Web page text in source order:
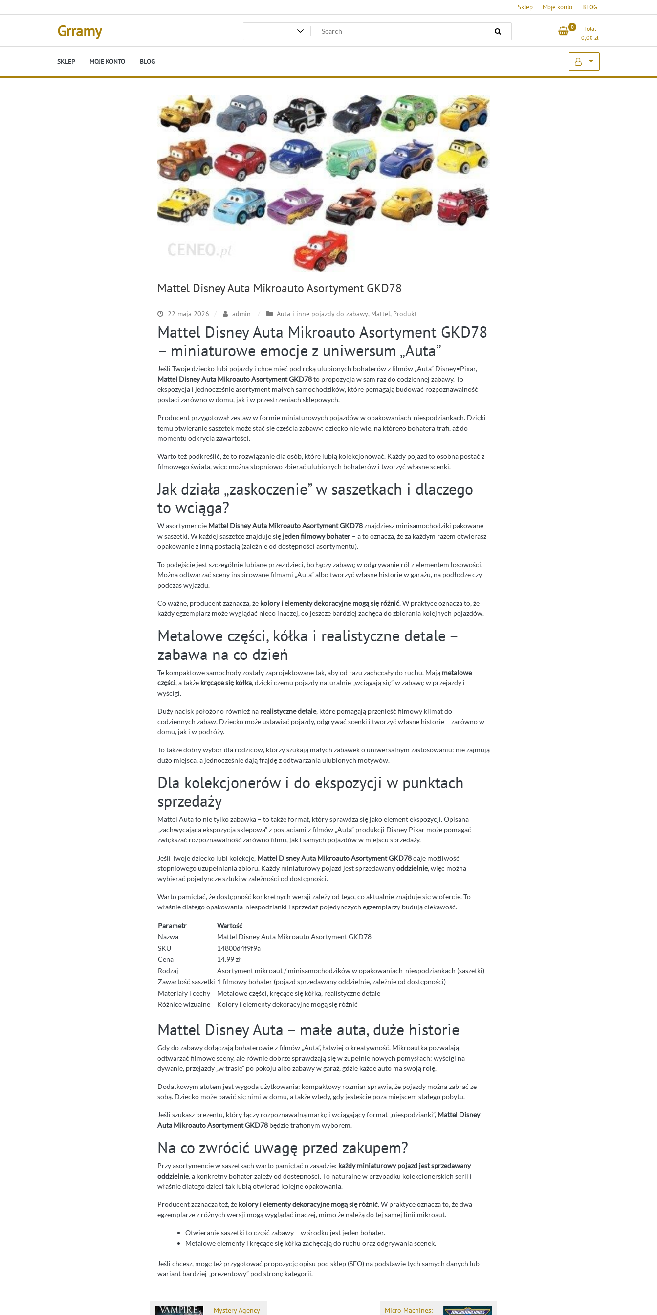
to
Sklep Moje konto BLOG
Grramy 0
Total
0,00 zł
SKLEP MOJE KONTO BLOG
Mattel Disney Auta Mikroauto Asortyment GKD78
22 maja 2026 admin Auta i inne pojazdy do zabawy, Mattel, Produkt
Mattel Disney Auta Mikroauto Asortyment GKD78
– miniaturowe emocje z uniwersum „Auta”
Jeśli Twoje dziecko lubi pojazdy i chce mieć pod ręką ulubionych bohaterów z filmów „Auta” Disney•Pixar,
Mattel Disney Auta Mikroauto Asortyment GKD78to propozycja w sam raz do codziennej zabawy. To
ekspozycja i jednocześnie asortyment małych samochodzików, które pomagają budować rozpoznawalność
postaci zarówno w domu, jak i w przestrzeniach sklepowych.
Producent przygotował zestaw w formie miniaturowych pojazdów w opakowaniach-niespodziankach. Dzięki
temu otwieranie saszetek może stać się częścią zabawy: dziecko nie wie, na którego bohatera trafi, aż do
momentu odkrycia zawartości.
Warto też podkreślić, że to rozwiązanie dla osób, które lubią kolekcjonować. Każdy pojazd to osobna postać z
filmowego świata, więc można stopniowo zbierać ulubionych bohaterów i tworzyć własne scenki.
Jak działa „zaskoczenie” w saszetkach i dlaczego
to wciąga?
W asortymencie Mattel Disney Auta Mikroauto Asortyment GKD78znajdziesz minisamochodziki pakowane
w saszetki. W każdej saszetce znajduje się jeden filmowy bohater – a to oznacza, że za każdym razem otwierasz
opakowanie z inną postacią (zależnie od dostępności asortymentu).
To podejście jest szczególnie lubiane przez dzieci, bo łączy zabawę w odgrywanie ról z elementem losowości.
Można odtwarzać sceny inspirowane filmami „Auta” albo tworzyć własne historie w garażu, na podłodze czy
podczas wyjazdu.
Co ważne, producent zaznacza, że kolory i elementy dekoracyjne mogą się różnić. W praktyce oznacza to, że
każdy egzemplarz może wyglądać nieco inaczej, co jeszcze bardziej zachęca do zbierania kolejnych pojazdów.
Metalowe części, kółka i realistyczne detale –
zabawa na co dzień
Te kompaktowe samochody zostały zaprojektowane tak, aby od razu zachęcały do ruchu. Mają metalowe
części, a także kręcące się kółka, dzięki czemu pojazdy naturalnie „wciągają się” w zabawę w przejazdy i
wyścigi.
Duży nacisk położono również na realistyczne detale, które pomagają przenieść filmowy klimat do
codziennych zabaw. Dziecko może ustawiać pojazdy, odgrywać scenki i tworzyć własne historie – zarówno w
domu, jak i w podróży.
To także dobry wybór dla rodziców, którzy szukają małych zabawek o uniwersalnym zastosowaniu: nie zajmują
dużo miejsca, a jednocześnie dają frajdę z odtwarzania ulubionych motywów.
Dla kolekcjonerów i do ekspozycji w punktach
sprzedaży
Mattel Auta to nie tylko zabawka – to także format, który sprawdza się jako element ekspozycji. Opisana
„zachwycająca ekspozycja sklepowa” z postaciami z filmów „Auta” produkcji Disney Pixar może pomagać
zwiększać rozpoznawalność zarówno filmu, jak i samych pojazdów w miejscu sprzedaży.
Jeśli Twoje dziecko lubi kolekcje, Mattel Disney Auta Mikroauto Asortyment GKD78daje możliwość
stopniowego uzupełniania zbioru. Każdy miniaturowy pojazd jest sprzedawanyoddzielnie, więc można
wybierać pojedyncze sztuki w zależności od dostępności.
Warto pamiętać, że dostępność konkretnych wersji zależy od tego, co aktualnie znajduje się w ofercie. To
właśnie dlatego opakowania-niespodzianki i sprzedaż pojedynczych egzemplarzy budują ciekawość.
Parametr
Wartość
Nazwa
Mattel Disney Auta Mikroauto Asortyment GKD78
SKU
14800d4f9f9a
Cena
14.99 zł
Rodzaj
Asortyment mikroaut / minisamochodzików w opakowaniach-niespodziankach (saszetki)
Zawartość saszetki 1 filmowy bohater (pojazd sprzedawany oddzielnie, zależnie od dostępności)
Materiały i cechy
Metalowe części, kręcące się kółka, realistyczne detale
Różnice wizualne
Kolory i elementy dekoracyjne mogą się różnić
Mattel Disney Auta – małe auta, duże historie
Gdy do zabawy dołączają bohaterowie z filmów „Auta”, łatwiej o kreatywność. Mikroautka pozwalają
odtwarzać filmowe sceny, ale równie dobrze sprawdzają się w zupełnie nowych pomysłach: wyścigi na
dywanie, przejazdy „w trasie” po pokoju albo zabawy w garaż, gdzie każde auto ma swoją rolę.
Dodatkowym atutem jest wygoda użytkowania: kompaktowy rozmiar sprawia, że pojazdy można zabrać ze
sobą. Dziecko może bawić się nimi w domu, a także wtedy, gdy jesteście poza miejscem stałego pobytu.
Jeśli szukasz prezentu, który łączy rozpoznawalną markę i wciągający format „niespodzianki”, Mattel Disney
Auta Mikroauto Asortyment GKD78 będzie trafionym wyborem.
Na co zwrócić uwagę przed zakupem?
Przy asortymencie w saszetkach warto pamiętać o zasadzie: każdy miniaturowy pojazd jest sprzedawany
oddzielnie, a konkretny bohater zależy od dostępności. To naturalne w przypadku kolekcjonerskich serii i
właśnie dlatego dzieci tak lubią otwierać kolejne opakowania.
Producent zaznacza też, że kolory i elementy dekoracyjne mogą się różnić. W praktyce oznacza to, że dwa
egzemplarze z różnych wersji mogą wyglądać inaczej, mimo że należą do tej samej linii mikroaut.
Otwieranie saszetki to część zabawy – w środku jest jeden bohater.
Metalowe elementy i kręcące się kółka zachęcają do ruchu oraz odgrywania scenek.
Jeśli chcesz, mogę też przygotować propozycję opisu pod sklep (SEO) na podstawie tych samych danych lub
wariant bardziej „prezentowy” pod stronę kategorii.
Mystery Agency
Micro Machines: